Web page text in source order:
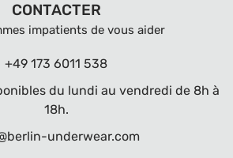
CONTACTER
impatients de vous aider
+49 173 6011 538
du lundi au vendredi de 8h à
18h.
underwear.com